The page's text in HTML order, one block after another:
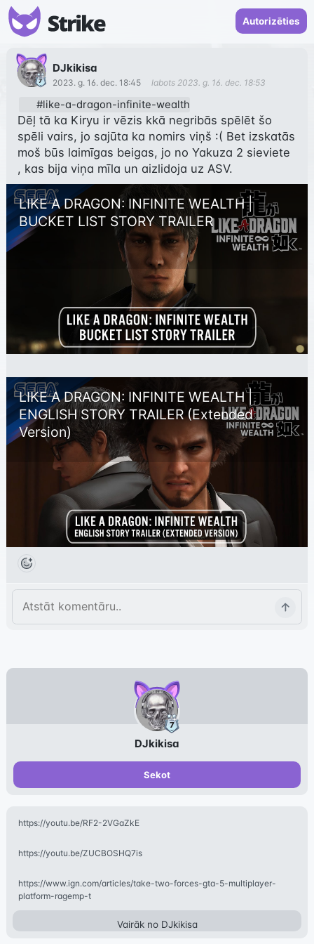
Autorizēties
DJkikisa
2023. g. 16. dec. 18:45 labots 2023. g. 16. dec. 18:53
#like-a-dragon-infinite-wealth
Dēļ tā ka Kiryu ir vēzis kkā negribās spēlēt šo
spēli vairs, jo sajūta ka nomirs viņš :( Bet izskatās
moš būs laimīgas beigas, jo no Yakuza 2 sieviete
LIKE A DRAGON: INFINITE WEALTH |
BUCKET LIST STORY TRAILER
LIKE A DRAGON: INFINITE WEALTH |
ENGLISH STORY TRAILER (Extended
Version)
DJkikisa
Sekot
https://youtu.be/RF2-2VGaZkE
https://youtu.be/ZUCBOSHQ7is
https://www.ign.com/articles/take-two-forces-gta-5-multiplayer-
platform-ragemp-t
Vairāk no DJkikisa